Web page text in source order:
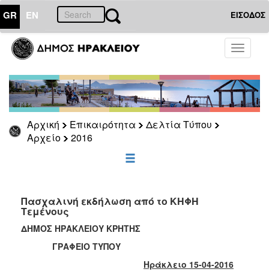
GR EN ΕΙΣΟΔΟΣ
Toggle
Αρχική Επικαιρότητα
Δελτία Τύπου
Αρχείο
2016
ΕΠΙΚΑΙΡΟΤΗΤΑ
Τύπου
Αρχείο
2026
2025
2021
Πασχαλινή εκδήλωση από το ΚΗΦΗ
Τεμένους
ΔΗΜΟΣ ΗΡΑΚΛΕΙΟΥ ΚΡΗΤΗΣ
ΓΡΑΦΕΙΟ ΤΥΠΟΥ
Ηράκλειο 15-04-2016